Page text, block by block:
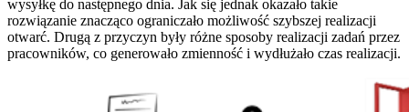
wysyłkę do następnego dnia. Jak się jednak okazało takie
rozwiązanie znacząco ograniczało możliwość szybszej realizacji
otwarć. Drugą z przyczyn były różne sposoby realizacji zadań przez
pracowników, co generowało zmienność i wydłużało czas realizacji.